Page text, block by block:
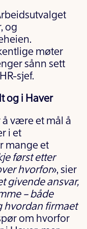
og
møter
sånn sett
sjef.
og i Haver
å være et mål å
i et
mange et
først etter
hvorfor», sier
givende ansvar,
– både
hvordan firmaet
om hvorfor